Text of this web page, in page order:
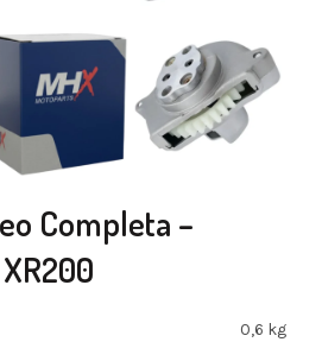
Completa –
0,6 kg